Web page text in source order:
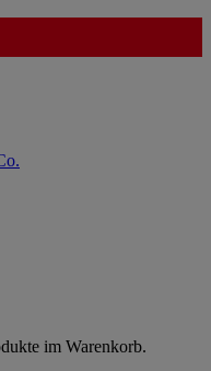
im Warenkorb.